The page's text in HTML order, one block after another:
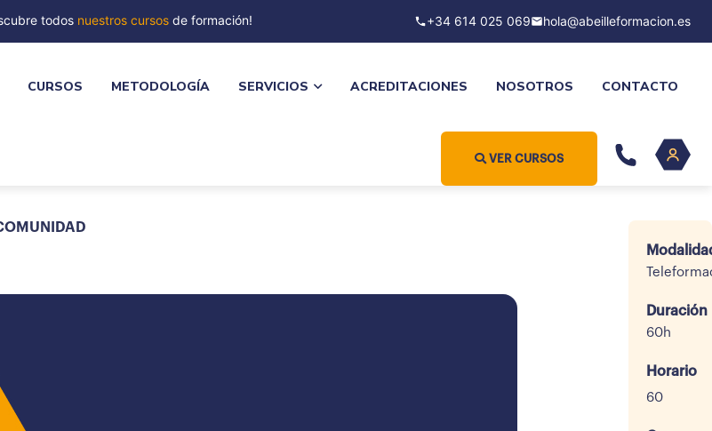
todos nuestros cursosde formación! +34 614 025 069 hola@abeilleformacion.es
CURSOS METODOLOGÍA SERVICIOS ACREDITACIONES NOSOTROS CONTACTO
VER CURSOS
Duración
60h
Horario
60